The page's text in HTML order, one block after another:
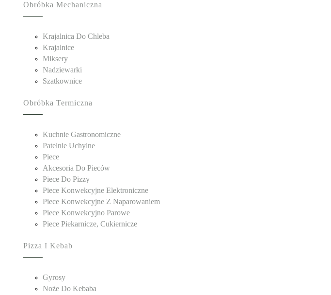
Obróbka Mechaniczna
Krajalnica Do Chleba
Krajalnice
Miksery
Nadziewarki
Szatkownice
Obróbka Termiczna
Kuchnie Gastronomiczne
Patelnie Uchylne
Piece
Akcesoria Do Pieców
Piece Do Pizzy
Piece Konwekcyjne Elektroniczne
Piece Konwekcyjne Z Naparowaniem
Piece Konwekcyjno Parowe
Piece Piekarnicze, Cukiernicze
Pizza I Kebab
Gyrosy
Noże Do Kebaba